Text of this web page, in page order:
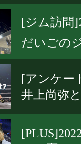
[ジム訪問
だいごの
[アンケー
井上尚弥